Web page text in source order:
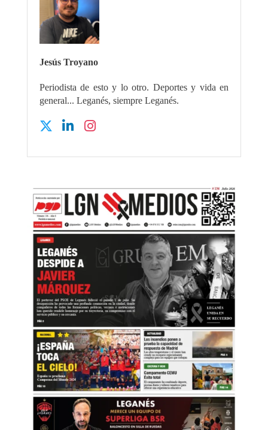
Jesús Troyano
Periodista de esto y lo otro. Deportes y vida en
general... Leganés, siempre Leganés.